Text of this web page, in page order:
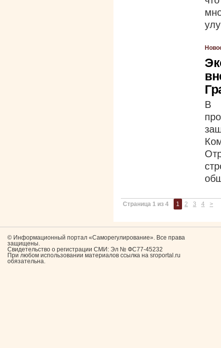
В
Страница 1 из 4 1 2 3 4 >
© Информационный портал «Саморегулирование». Все права
защищены.
Свидетельство о регистрации СМИ: Эл № ФС77-45232
При любом использовании материалов ссылка на sroportal.ru
обязательна.